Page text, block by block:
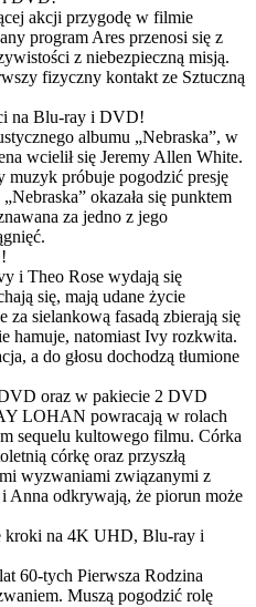
akcji przygodę w filmie
program Ares przenosi się z
z niebezpieczną misją.
fizyczny kontakt ze Sztuczną
na Blu-ray i DVD!
albumu „Nebraska”, w
wcielił się Jeremy Allen White.
muzyk próbuje pogodzić presję
okazała się punktem
za jedno z jego
i Theo Rose wydają się
się, mają udane życie
za sielankową fasadą zbierają się
hamuje, natomiast Ivy rozkwita.
a do głosu dochodzą tłumione
oraz w pakiecie 2 DVD
LOHAN powracają w rolach
sequelu kultowego filmu. Córka
córkę oraz przyszłą
wyzwaniami związanymi z
Anna odkrywają, że piorun może
kroki na 4K UHD, Blu-ray i
60-tych Pierwsza Rodzina
Muszą pogodzić rolę